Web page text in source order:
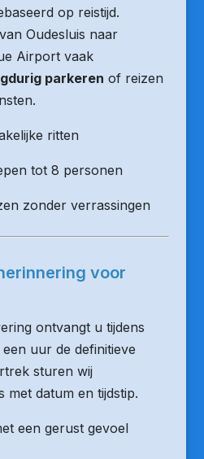
op reistijd.
Oudesluis naar
Airport vaak
parkeren of reizen
ritten
tot 8 personen
zonder verrassingen
voor
ontvangt u tijdens
uur de definitieve
sturen wij
met datum en tijdstip.
een gerust gevoel